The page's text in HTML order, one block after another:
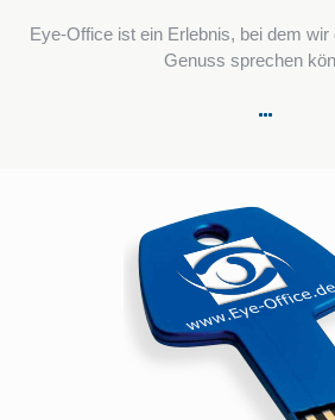
Eye-Office ist ein Erlebnis, bei dem
Genuss sprechen